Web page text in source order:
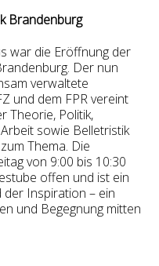
Brandenburg
war die Eröffnung der
Der nun
verwaltete
und dem FPR vereint
Theorie, Politik,
sowie Belletristik
Thema. Die
von 9:00 bis 10:30
offen und ist ein
Inspiration – ein
und Begegnung mitten